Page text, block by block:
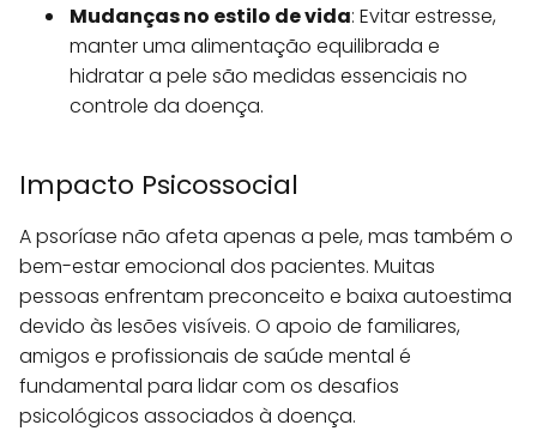
Mudanças no estilo de vida: Evitar estresse,
manter uma alimentação equilibrada e
hidratar a pele são medidas essenciais no
controle da doença.
Impacto Psicossocial
A psoríase não afeta apenas a pele, mas também o
bem-estar emocional dos pacientes. Muitas
pessoas enfrentam preconceito e baixa autoestima
devido às lesões visíveis. O apoio de familiares,
amigos e profissionais de saúde mental é
fundamental para lidar com os desafios
psicológicos associados à doença.